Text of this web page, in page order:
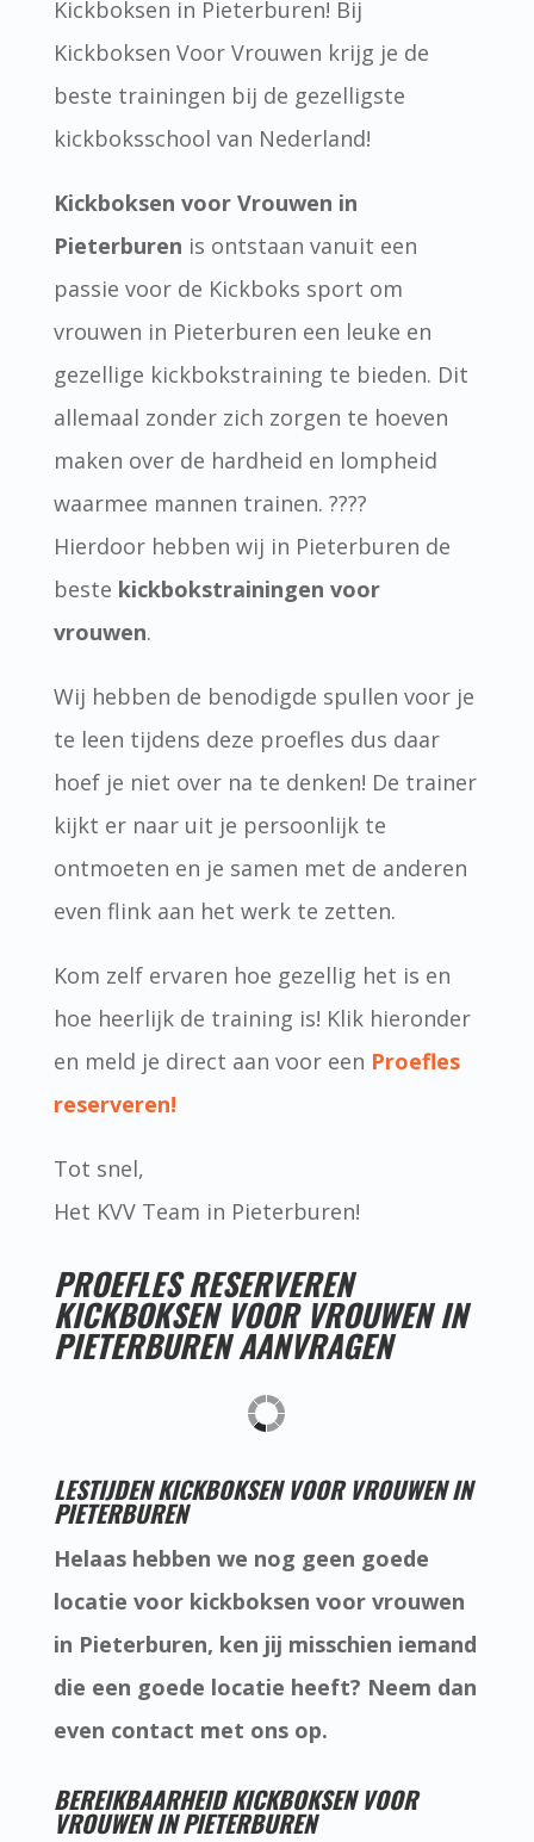
Kickboksen in Pieterburen! Bij
Kickboksen Voor Vrouwen krijg je de
beste trainingen bij de gezelligste
kickboksschool van Nederland!
Kickboksen voor Vrouwen in
Pieterburen is ontstaan vanuit een
passie voor de Kickboks sport om
vrouwen in Pieterburen een leuke en
gezellige kickbokstraining te bieden. Dit
allemaal zonder zich zorgen te hoeven
maken over de hardheid en lompheid
waarmee mannen trainen. ????
Hierdoor hebben wij in Pieterburen de
beste kickbokstrainingen voor
vrouwen.
Wij hebben de benodigde spullen voor je
te leen tijdens deze proefles dus daar
hoef je niet over na te denken! De trainer
kijkt er naar uit je persoonlijk te
ontmoeten en je samen met de anderen
even flink aan het werk te zetten.
Kom zelf ervaren hoe gezellig het is en
hoe heerlijk de training is! Klik hieronder
en meld je direct aan voor een Proefles
reserveren!
Tot snel,
Het KVV Team in Pieterburen!
PROEFLES RESERVEREN
KICKBOKSEN VOOR VROUWEN IN
PIETERBUREN AANVRAGEN
LESTIJDEN KICKBOKSEN VOOR VROUWEN IN
PIETERBUREN
Helaas hebben we nog geen goede
locatie voor kickboksen voor vrouwen
in Pieterburen, ken jij misschien iemand
die een goede locatie heeft? Neem dan
even contact met ons op.
BEREIKBAARHEID KICKBOKSEN VOOR
VROUWEN IN PIETERBUREN